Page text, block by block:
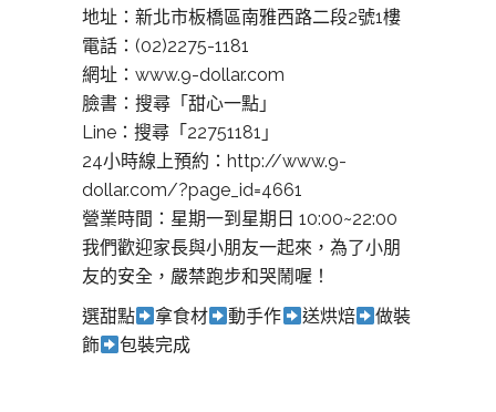
地址：新北市板橋區南雅西路二段2號1樓
電話：(02)2275-1181
網址：www.9-dollar.com
臉書：搜尋「甜心一點」
Line：搜尋「22751181」
24小時線上預約：http://www.9-
dollar.com/?page_id=4661
營業時間：星期一到星期日 10:00~22:00
我們歡迎家長與小朋友一起來，為了小朋
友的安全，嚴禁跑步和哭鬧喔！
選甜點
拿食材 動手作 送烘焙
做裝
飾
包裝完成